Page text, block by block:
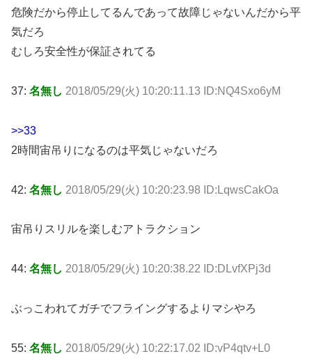
危険だから停止してるんであって故障じゃないんだから平
気だろ
むしろ安全性が保証されてる
37: 名無し 2018/05/29(火) 10:20:11.13 ID:NQ4Sxo6yM
>>33
2時間宙吊りになるのは平気じゃないだろ
42: 名無し 2018/05/29(火) 10:20:23.98 ID:LqwsCakOa
宙吊りスリルを楽しむアトラクション
44: 名無し 2018/05/29(火) 10:20:38.22 ID:DLvfXPj3d
ぶっこわれてガチでフライングするよりマシやろ
55: 名無し 2018/05/29(火) 10:22:17.02 ID:vP4qtv+L0